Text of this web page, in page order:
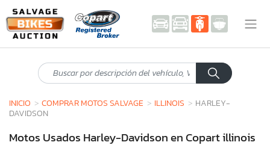
INICIO COMPRAR MOTOS SALVAGE ILLINOIS
HARLEY-
DAVIDSON
Motos Usados Harley-Davidson en Copart illinois